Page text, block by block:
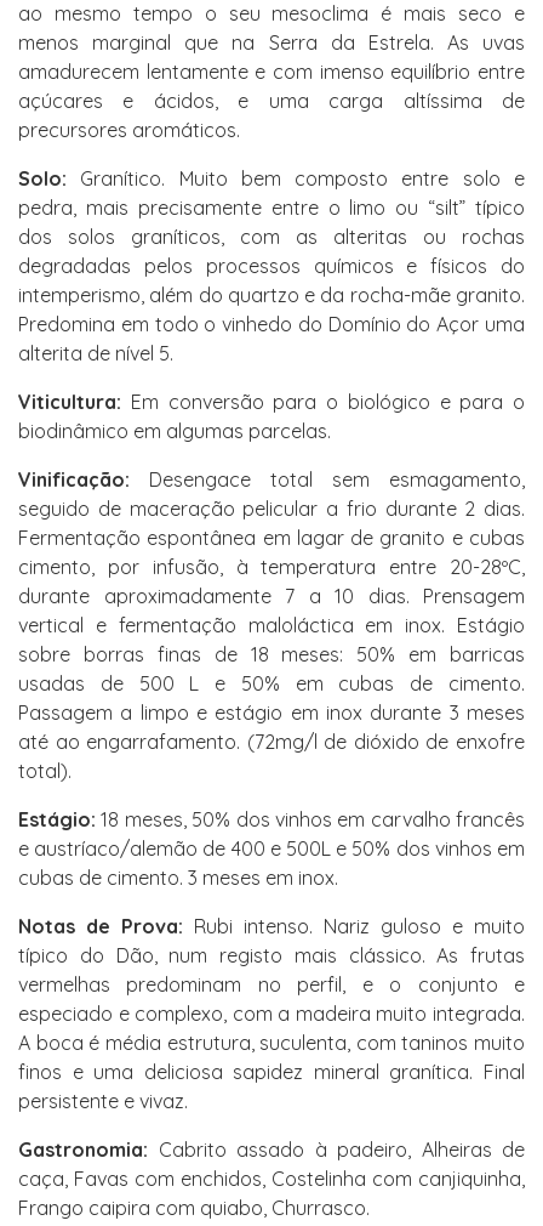
ao mesmo tempo o seu mesoclima é mais seco e
menos marginal que na Serra da Estrela. As uvas
amadurecem lentamente e com imenso equilíbrio entre
açúcares e ácidos, e uma carga altíssima de
precursores aromáticos.
Solo: Granítico. Muito bem composto entre solo e
pedra, mais precisamente entre o limo ou “silt” típico
dos solos graníticos, com as alteritas ou rochas
degradadas pelos processos químicos e físicos do
intemperismo, além do quartzo e da rocha-mãe granito.
Predomina em todo o vinhedo do Domínio do Açor uma
alterita de nível 5.
Viticultura: Em conversão para o biológico e para o
biodinâmico em algumas parcelas.
Vinificação: Desengace total sem esmagamento,
seguido de maceração pelicular a frio durante 2 dias.
Fermentação espontânea em lagar de granito e cubas
cimento, por infusão, à temperatura entre 20-28ºC,
durante aproximadamente 7 a 10 dias. Prensagem
vertical e fermentação maloláctica em inox. Estágio
sobre borras finas de 18 meses: 50% em barricas
usadas de 500 L e 50% em cubas de cimento.
Passagem a limpo e estágio em inox durante 3 meses
até ao engarrafamento. (72mg/l de dióxido de enxofre
total).
Estágio: 18 meses, 50% dos vinhos em carvalho francês
e austríaco/alemão de 400 e 500L e 50% dos vinhos em
cubas de cimento. 3 meses em inox.
Notas de Prova: Rubi intenso. Nariz guloso e muito
típico do Dão, num registo mais clássico. As frutas
vermelhas predominam no perfil, e o conjunto e
especiado e complexo, com a madeira muito integrada.
A boca é média estrutura, suculenta, com taninos muito
finos e uma deliciosa sapidez mineral granítica. Final
persistente e vivaz.
Gastronomia: Cabrito assado à padeiro, Alheiras de
caça, Favas com enchidos, Costelinha com canjiquinha,
Frango caipira com quiabo, Churrasco.